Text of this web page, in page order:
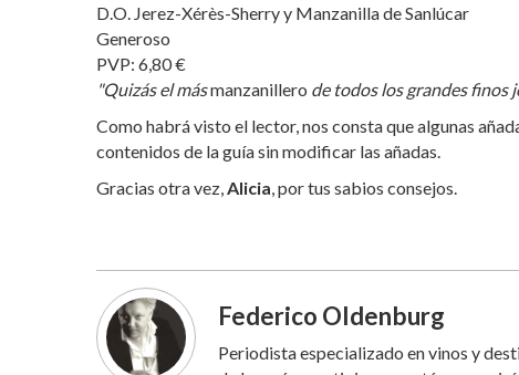
D.O. Jerez-Xérès-Sherry y Manzanilla de Sanlúcar
Generoso
PVP: 6,80 €
"Quizás el másmanzanillero de todos los grandes finos
Como habrá visto el lector, nos consta que algunas
contenidos de la guía sin modificar las añadas.
Gracias otra vez,Alicia, por tus sabios consejos.
Federico Oldenburg
Periodista especializado en vinos y